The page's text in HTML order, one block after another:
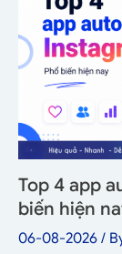
Top 4 app
biến hiện
06-08-2026 /